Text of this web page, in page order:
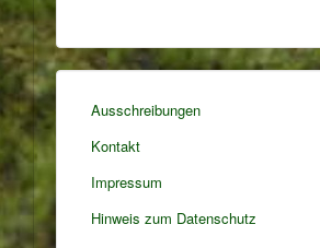
Ausschreibungen
Kontakt
Impressum
Hinweis zum Datenschutz